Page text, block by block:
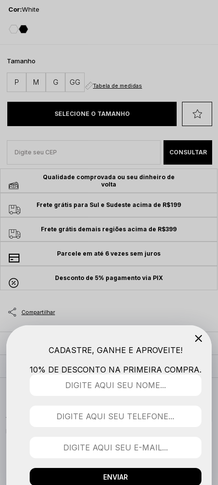
Cor:White
Tamanho
P M G GG Tabela de medidas
Qualidade comprovada ou seu dinheiro de
volta
Frete grátis para Sul e Sudeste acima de R$199
Frete grátis demais regiões acima de R$399
Parcele em até 6 vezes sem juros
Desconto de 5% pagamento via PIX
DESCRIÇÃO COMPLETA
QUEM COMPROU VIU TAMBÉM
CADASTRE, GANHE E APROVEITE!
10% DE DESCONTO NA PRIMEIRA COMPRA.
ENVIAR